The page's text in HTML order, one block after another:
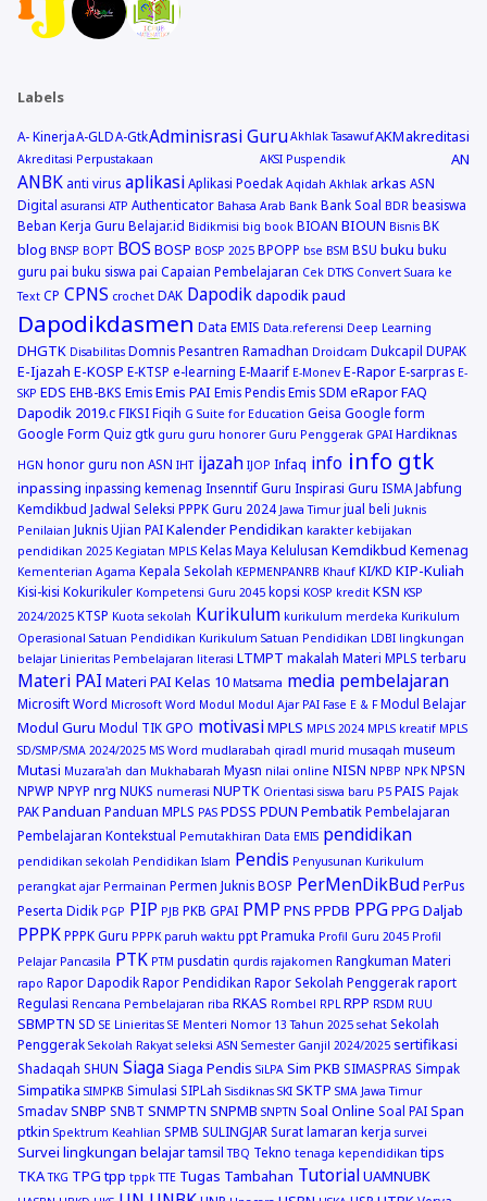
Labels
A- KinerjaA-GLDA-GtkAdminisrasi GuruAkhlak TasawufAKMakreditasi
Akreditasi Perpustakaan AKSI Puspendik AN
ANBK anti virus aplikasi Aplikasi Poedak Aqidah Akhlak arkas ASN
Digital asuransi ATP Authenticator Bahasa Arab Bank Bank Soal BDR beasiswa
Beban Kerja Guru Belajar.id Bidikmisi big book BIOAN BIOUN Bisnis BK
blog BNSP BOPT BOS BOSP BOSP 2025 BPOPP bse BSM BSU buku buku
guru pai buku siswa pai Capaian Pembelajaran Cek DTKS Convert Suara ke
Text CP CPNS crochet DAK Dapodikdapodik paud
Dapodikdasmen Data EMIS Data.referensi Deep Learning
DHGTK Disabilitas Domnis Pesantren Ramadhan Droidcam Dukcapil DUPAK
E-Ijazah E-KOSP E-KTSP e-learning E-Maarif E-Monev E-Rapor E-sarpras E-
SKP EDS EHB-BKS Emis Emis PAI Emis Pendis Emis SDM eRaporFAQ
Dapodik 2019.c FIKSI Fiqih G Suite for Education Geisa Google form
Google Form Quiz gtk guru guru honorer Guru Penggerak GPAI Hardiknas
HGN honor guru non ASN IHT ijazah IJOP Infaq info info gtk
inpassing inpassing kemenag Insenntif Guru Inspirasi Guru ISMA Jabfung
Kemdikbud Jadwal Seleksi PPPK Guru 2024 Jawa Timur jual beli Juknis
Penilaian Juknis Ujian PAI Kalender Pendidikan karakter kebijakan
pendidikan 2025 Kegiatan MPLS Kelas Maya Kelulusan Kemdikbud Kemenag
Kementerian Agama Kepala Sekolah KEPMENPANRB Khauf KI/KD KIP-Kuliah
Kisi-kisi Kokurikuler Kompetensi Guru 2045 kopsi KOSP kredit KSN KSP
2024/2025 KTSP Kuota sekolah Kurikulum kurikulum merdeka Kurikulum
Operasional Satuan Pendidikan Kurikulum Satuan Pendidikan LDBI lingkungan
belajar Linieritas Pembelajaran literasi LTMPT makalah Materi MPLS terbaru
Materi PAI Materi PAI Kelas 10 Matsama media pembelajaran
Microsift Word Microsoft Word Modul Modul Ajar PAI Fase E & F Modul Belajar
Modul Guru Modul TIK GPO motivasiMPLS MPLS 2024 MPLS kreatif MPLS
SD/SMP/SMA 2024/2025 MS Word mudlarabah qiradl murid musaqah museum
Mutasi Muzara'ah dan Mukhabarah Myasn nilai online NISN NPBP NPK NPSN
NPWP NPYP nrg NUKS numerasi NUPTK Orientasi siswa baru P5 PAIS Pajak
PAK Panduan Panduan MPLS PAS PDSS PDUN Pembatik Pembelajaran
Pembelajaran Kontekstual Pemutakhiran Data EMIS pendidikan
pendidikan sekolah Pendidikan Islam Pendis Penyusunan Kurikulum
perangkat ajar Permainan Permen Juknis BOSP PerMenDikBud PerPus
Peserta Didik PGP PIP PJB PKB GPAI PMP PNS PPDB PPGPPG Daljab
PPPK PPPK Guru PPPK paruh waktu ppt Pramuka Profil Guru 2045 Profil
Pelajar Pancasila PTK PTM pusdatin qurdis rajakomen Rangkuman Materi
rapo Rapor Dapodik Rapor Pendidikan Rapor Sekolah Penggerak raport
Regulasi Rencana Pembelajaran riba RKAS Rombel RPL RPP RSDM RUU
SBMPTN SD SE Linieritas SE Menteri Nomor 13 Tahun 2025 sehat Sekolah
Penggerak Sekolah Rakyat seleksi ASN Semester Ganjil 2024/2025 sertifikasi
Shadaqah SHUN SiagaSiaga Pendis SiLPA Sim PKB SIMASPRAS Simpak
Simpatika SIMPKB Simulasi SIPLah Sisdiknas SKI SKTP SMA Jawa Timur
Smadav SNBP SNBT SNMPTN SNPMB SNPTN Soal Online Soal PAI Span
ptkin Spektrum Keahlian SPMB SULINGJAR Surat lamaran kerja survei
Survei lingkungan belajar tamsil TBQ Tekno tenaga kependidikan tips
TKA TKG TPG tpp tppk TTE Tugas Tambahan TutorialUAMNUBK